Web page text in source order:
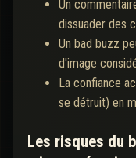
Un
dissuader des
Un bad buzz
d'image
La confiance
se détruit) en
Les risques du